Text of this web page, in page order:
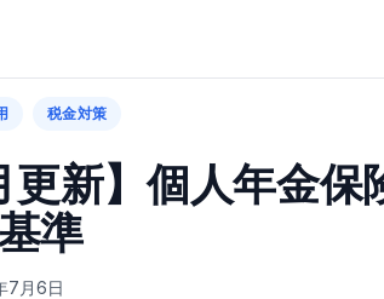
税金対策
更新】個人年金
準
7月6日